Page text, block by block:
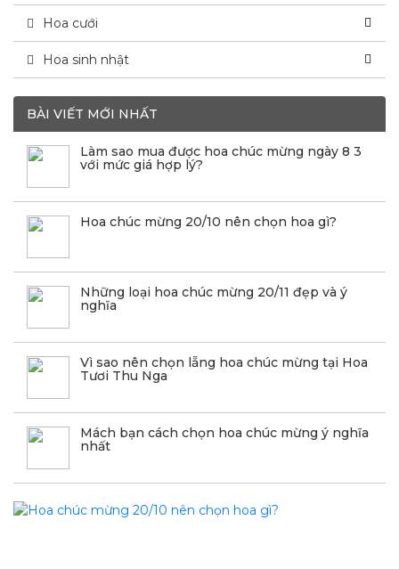
Hoa cưới
Hoa sinh nhật
BÀI VIẾT MỚI NHẤT
Làm sao mua được hoa chúc mừng ngày 8 3
với mức giá hợp lý?
Hoa chúc mừng 20/10 nên chọn hoa gì?
Những loại hoa chúc mừng 20/11 đẹp và ý
nghĩa
Vì sao nên chọn lẵng hoa chúc mừng tại Hoa
Tươi Thu Nga
Mách bạn cách chọn hoa chúc mừng ý nghĩa
nhất